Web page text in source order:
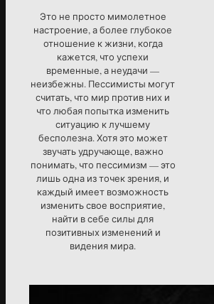
Это не просто мимолетное
настроение, а более глубокое
отношение к жизни, когда
кажется, что успехи
временные, а неудачи —
неизбежны. Пессимисты могут
считать, что мир против них и
что любая попытка изменить
ситуацию к лучшему
бесполезна. Хотя это может
звучать удручающе, важно
понимать, что пессимизм — это
лишь одна из точек зрения, и
каждый имеет возможность
изменить свое восприятие,
найти в себе силы для
позитивных изменений и
видения мира.